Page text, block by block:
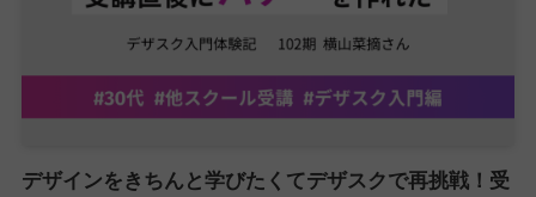
デザインをきちんと学びたくてデザスクで再挑戦！受